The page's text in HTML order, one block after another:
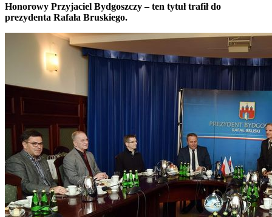
Honorowy Przyjaciel Bydgoszczy – ten tytuł trafił do
prezydenta Rafała Bruskiego.